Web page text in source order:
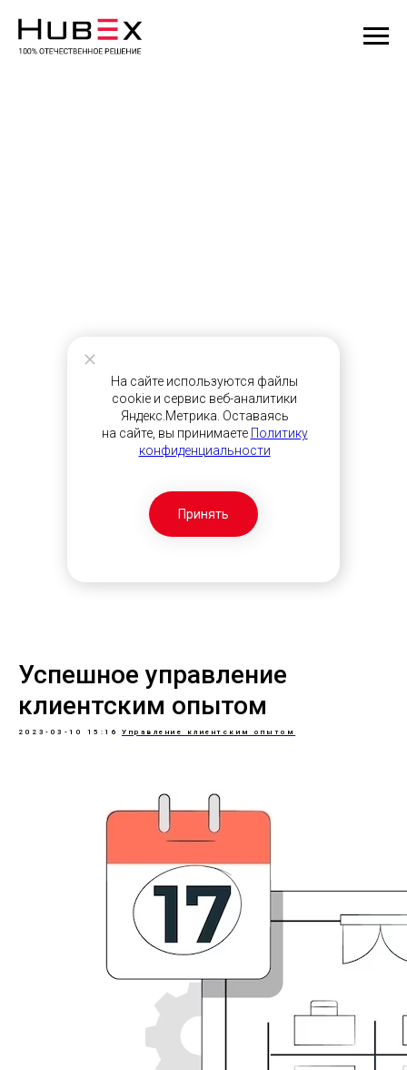
Принять
На сайте используются файлы
cookie и сервис веб-аналитики
Яндекс.Метрика. Оставаясь
на сайте, вы принимаете Политику
конфиденциальности
Успешное управление
клиентским опытом
2023-03-10 15:16 Управление клиентским опытом